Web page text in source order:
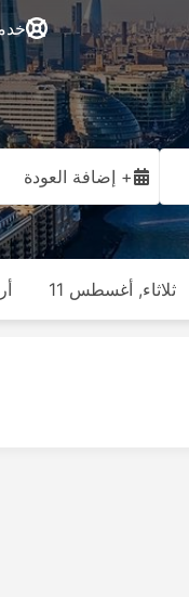
+ إضافة العودة
ثلاثاء, أغسطس 11